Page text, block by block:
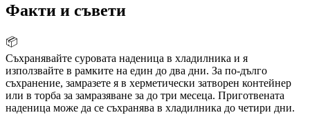
Факти и съвети
📦
Съхранявайте суровата наденица в хладилника и я
използвайте в рамките на един до два дни. За по-дълго
съхранение, замразете я в херметически затворен контейнер
или в торба за замразяване за до три месеца. Приготвената
наденица може да се съхранява в хладилника до четири дни.